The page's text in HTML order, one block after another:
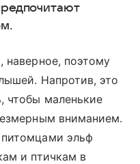
поэтому
Напротив, это
чтобы маленькие
вниманием.
эльф
и птичкам в